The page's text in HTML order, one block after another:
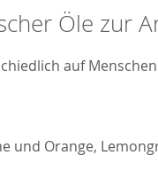
Öle zur
auf
und Orange,